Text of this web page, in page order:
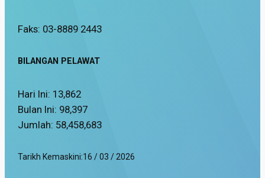
Faks: 03-8889 2443
BILANGAN PELAWAT
Hari Ini: 13,862
Bulan Ini: 98,397
Jumlah: 58,458,683
Tarikh Kemaskini:16 / 03 / 2026